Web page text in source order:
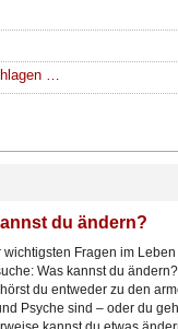
…
du ändern?
wichtigsten Fragen im
Was kannst du
du entweder zu den
Psyche sind – oder du